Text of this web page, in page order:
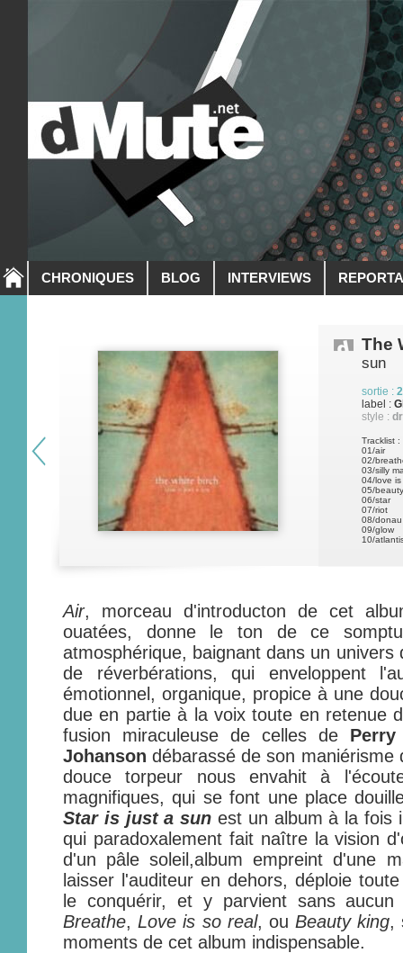
CHRONIQUES BLOG INTERVIEWS
The
sun
sortie :
label :
style :
Tracklist :
01/air
02/
03/silly
04/love is
05/
06/star
07/riot
08/donau
09/glow
10/
Air, morceau d'introducton de cet
ouatées, donne le ton de ce
atmosphérique, baignant dans un univers
de réverbérations, qui enveloppent
émotionnel, organique, propice à une
due en partie à la voix toute en retenue
fusion miraculeuse de celles de
Johanson débarassé de son maniérisme
douce torpeur nous envahit à
magnifiques, qui se font une place
Star is just a sun est un album à la fois
qui paradoxalement fait naître la vision
d'un pâle soleil,album empreint d'une
laisser l'auditeur en dehors, déploie
le conquérir, et y parvient sans
Breathe, Love is so real, ou Beauty king,
moments de cet album indispensable.